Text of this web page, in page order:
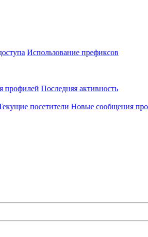
Использование префиксов
профилей Последняя активность
посетители Новые сообщения